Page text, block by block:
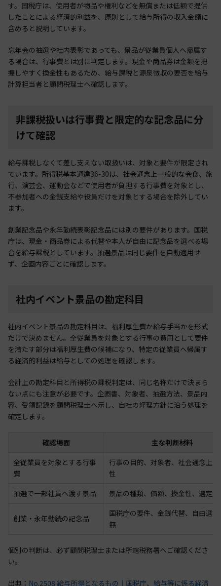
す。国税庁は、使用者が物品や権利などを無償または低額で提供
したことによる経済的利益を、原則として給与所得の収入金額に
含めると説明しています。
忘年会の抽選や社内表彰であっても、景品が従業員個人へ帰属す
る場合は、行事費とは別に判定します。現金や商品券は金額を把
握しやすく換金性もあるため、給与課税と源泉徴収の要否を給与
計算担当者と顧問税理士へ確認します。
非課税扱いは行事費と限定的な記念品に分
けて確認
給与課税しなくて差し支えない取扱いは、対象と要件が限定され
ています。所得税基本通達36-30は、社会通念上一般的な会食、旅
行、演芸会、運動会などで使用者が負担する行事費を対象とし、
不参加者への金銭支給や役員だけを対象とする場合を除外してい
ます。
創業記念品や永年勤続表彰記念品には別の要件があります。国税
庁は、現金・商品券による代替や本人が自由に記念品を選べる場
合を給与課税としています。抽選景品は同じ要件を自動適用せ
ず、企画内容ごとに確認します。
社内イベント景品の勘定科目
社内イベント景品の勘定科目は、福利厚生費か給与手当かを形式
だけで決めません。全従業員を対象とする行事の費用として要件
を満たす部分は福利厚生費の候補になり、特定の従業員へ帰属す
る経済的利益は給与としての処理を確認します。
会計上の勘定科目と所得税の課税判定は、同じ名称だけで決まら
ない点にも注意が必要です。企画書、対象者、抽選方法、景品内
容、受領記録を顧問税理士へ示し、自社の経理方針に沿う処理を
確定します。
確認場面
主な判断材料
全従業員を対象とする行事
費
行事の目的、対象者、社会通念上
性
抽選で一部社員へ渡す景品
景品の種類、価額、換金性、選定
創業・永年勤続の記念品
国税庁の要件、金銭代替、自由選
無
個別の判断は、必ず顧問税理士または所轄税務署へご確認くださ
い。
出典： No.2508 給与所得となるもの｜国税庁、 給与等に係る経済